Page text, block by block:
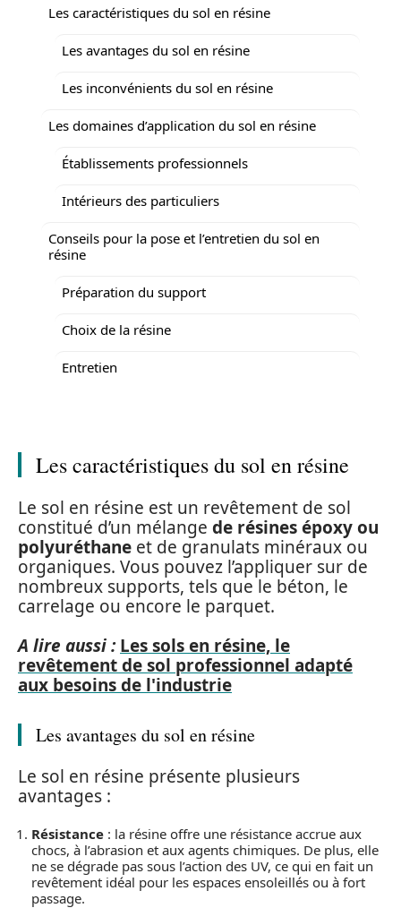
Les caractéristiques du sol en résine
Les avantages du sol en résine
Les inconvénients du sol en résine
Les domaines d’application du sol en résine
Établissements professionnels
Intérieurs des particuliers
Conseils pour la pose et l’entretien du sol en
résine
Préparation du support
Choix de la résine
Entretien
Les caractéristiques du sol en résine
Le sol en résine est un revêtement de sol
constitué d’un mélange de résines époxy ou
polyuréthane et de granulats minéraux ou
organiques. Vous pouvez l’appliquer sur de
nombreux supports, tels que le béton, le
carrelage ou encore le parquet.
A lire aussi : Les sols en résine, le
revêtement de sol professionnel adapté
aux besoins de l'industrie
Les avantages du sol en résine
Le sol en résine présente plusieurs
avantages :
Résistance : la résine offre une résistance accrue aux
chocs, à l’abrasion et aux agents chimiques. De plus, elle
ne se dégrade pas sous l’action des UV, ce qui en fait un
revêtement idéal pour les espaces ensoleillés ou à fort
passage.